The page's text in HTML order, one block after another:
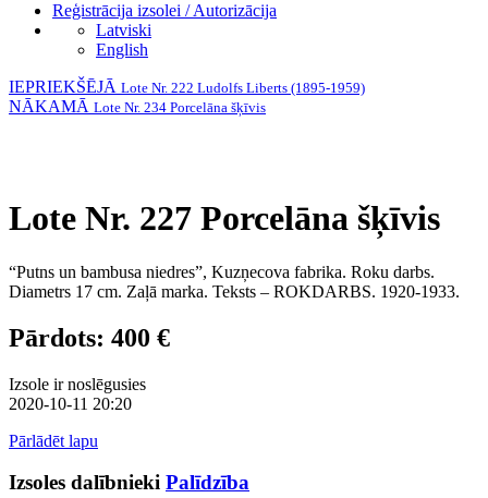
Reģistrācija izsolei / Autorizācija
Latviski
English
IEPRIEKŠĒJĀ Lote Nr. 222 Ludolfs Liberts (1895-1959)
NĀKAMĀ Lote Nr. 234 Porcelāna šķīvis
Lote Nr. 227 Porcelāna šķīvis
“Putns un bambusa niedres”, Kuzņecova fabrika. Roku darbs.
Diametrs 17 cm. Zaļā marka. Teksts – ROKDARBS. 1920-1933.
Pārdots: 400 €
Izsole ir noslēgusies
2020-10-11 20:20
Pārlādēt lapu
Izsoles dalībnieki Palīdzība